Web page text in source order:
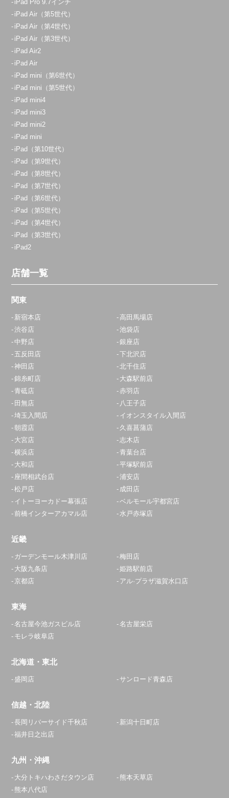
iPad Pro 9.7インチ
iPad Air（第5世代）
iPad Air（第4世代）
iPad Air（第3世代）
iPad Air2
iPad Air
iPad mini（第6世代）
iPad mini（第5世代）
iPad mini4
iPad mini3
iPad mini2
iPad mini
iPad（第10世代）
iPad（第9世代）
iPad（第8世代）
iPad（第7世代）
iPad（第6世代）
iPad（第5世代）
iPad（第4世代）
iPad（第3世代）
iPad2
店舗一覧
関東
新宿本店
高田馬場店
渋谷店
池袋店
中野店
銀座店
五反田店
下北沢店
神田店
北千住店
錦糸町店
大森駅前店
青砥店
赤羽店
田無店
八王子店
埼玉入間店
イオンスタイル入間店
朝霞店
久喜菖蒲店
大宮店
志木店
横浜店
青葉台店
大和店
平塚駅前店
座間相武台店
浦安店
松戸店
成田店
イトーヨーカドー幕張店
ベルモール宇都宮店
前橋インターアカマル店
水戸赤塚店
近畿
ガーデンモール木津川店
梅田店
大阪九条店
姫路駅前店
京都店
アル·プラザ滋賀水口店
東海
名古屋今池ガスビル店
名古屋栄店
モレラ岐阜店
北海道・東北
盛岡店 サンロード青森店
信越・北陸
長岡リバーサイド千秋店
新潟十日町店
福井日之出店
九州・沖縄
大分トキハわさだタウン店
熊本天草店
熊本八代店